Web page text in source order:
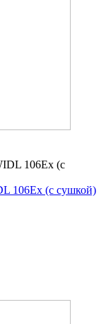
106Ex (с сушкой)